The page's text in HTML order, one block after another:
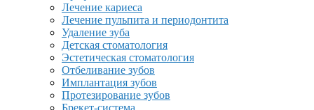
Лечение кариеса
Лечение пульпита и периодонтита
Удаление зуба
Детская стоматология
Эстетическая стоматология
Отбеливание зубов
Имплантация зубов
Протезирование зубов
Брекет-система